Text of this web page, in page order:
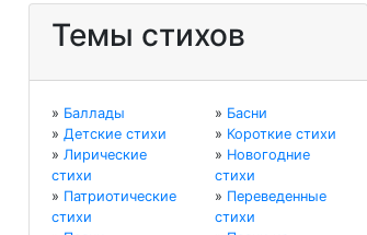
Темы стихов
» Баллады » Басни
» Детские стихи » Короткие стихи
» Лирические
стихи
» Новогодние
стихи
» Патриотические
стихи
» Переведенные
стихи